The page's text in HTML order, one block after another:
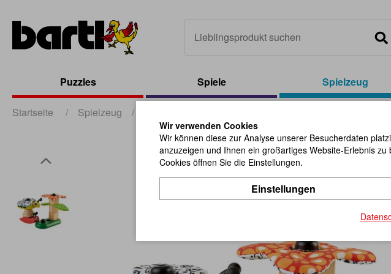
Puzzles Spiele Spielzeug
Startseite / Spielzeug /
Wir verwenden Cookies
Wir können diese zur Analyse unserer Besucherdaten
anzuzeigen und Ihnen ein großartiges Website-Erlebnis
Cookies öffnen Sie die Einstellungen.
Einstellungen